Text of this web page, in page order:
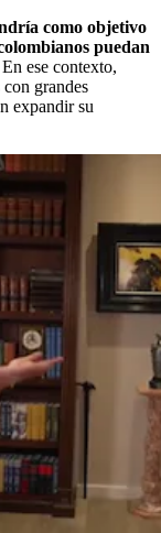
como objetivo
puedan
En ese contexto,
grandes
expandir su